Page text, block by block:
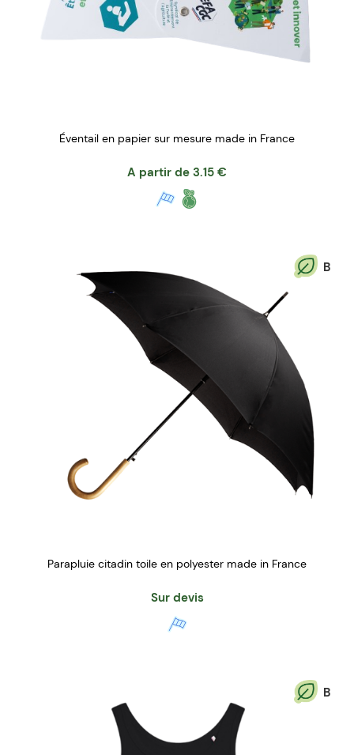
Éventail en papier sur mesure made in France
A partir de 3.15 €
B
Parapluie citadin toile en polyester made in France
Sur devis
B